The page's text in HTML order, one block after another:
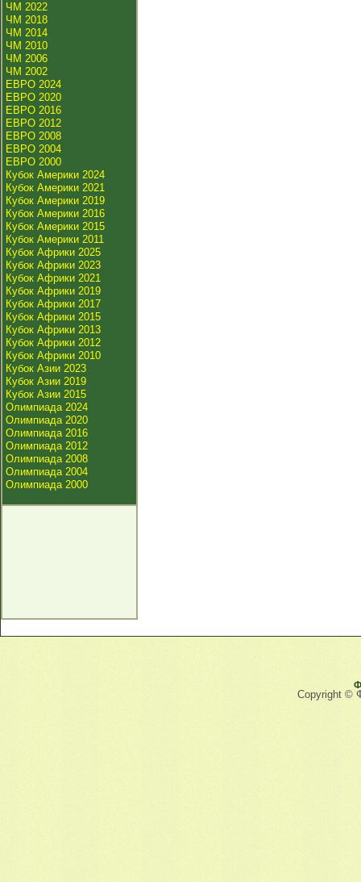
ЧМ 2022
ЧМ 2018
ЧМ 2014
ЧМ 2010
ЧМ 2006
ЧМ 2002
ЕВРО 2024
ЕВРО 2020
ЕВРО 2016
ЕВРО 2012
ЕВРО 2008
ЕВРО 2004
ЕВРО 2000
Кубок Америки 2024
Кубок Америки 2021
Кубок Америки 2019
Кубок Америки 2016
Кубок Америки 2015
Кубок Америки 2011
Кубок Африки 2025
Кубок Африки 2023
Кубок Африки 2021
Кубок Африки 2019
Кубок Африки 2017
Кубок Африки 2015
Кубок Африки 2013
Кубок Африки 2012
Кубок Африки 2010
Кубок Азии 2023
Кубок Азии 2019
Кубок Азии 2015
Олимпиада 2024
Олимпиада 2020
Олимпиада 2016
Олимпиада 2012
Олимпиада 2008
Олимпиада 2004
Олимпиада 2000
Copyright ©